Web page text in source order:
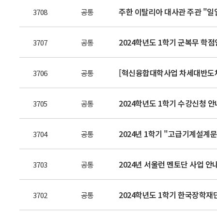
3708 공통 주한 이탈리아 대사관 주관 "
3707 공통 2024학년도 1학기 군복무 학
3706 공통 [혁신융합대학사업 차세대반
3705 공통 2024학년도 1학기 수강신청 안
3704 공통 2024년 1학기 "고급기계설계
3703 공통 2024년 서울런 멘토단 사업 안
3702 공통 2024학년도 1학기 한국장학재